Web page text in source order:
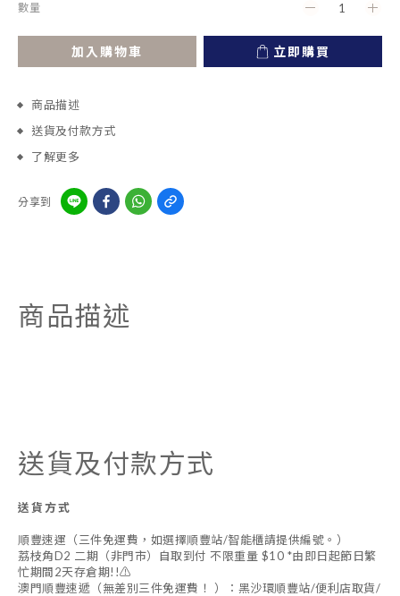
數量
加入購物車 立即購買
商品描述
送貨及付款方式
了解更多
分享到
商品描述
送貨及付款方式
送貨方式
順豐速運（三件免運費，如選擇順豐站/智能櫃請提供編號。）
荔枝角D2 二期（非門市）自取到付 不限重量 $10 *由即日起節日繁
忙期間2天存倉期!!⚠️
澳門順豐速遞（無差別三件免運費！ ）：黑沙環順豐站/便利店取貨/